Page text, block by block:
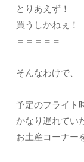
とりあえず！
買うしかねぇ！
＝＝＝＝＝
そんなわけで、
予定のフライト
かなり遅れてい
お土産コーナー